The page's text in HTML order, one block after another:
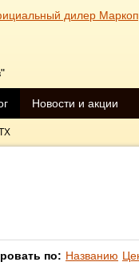
Новости и акции
по: Названию